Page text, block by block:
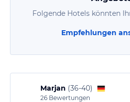
Folgende Hotels könnten
Empfehlungen
Marjan (36-40)
26 Bewertungen